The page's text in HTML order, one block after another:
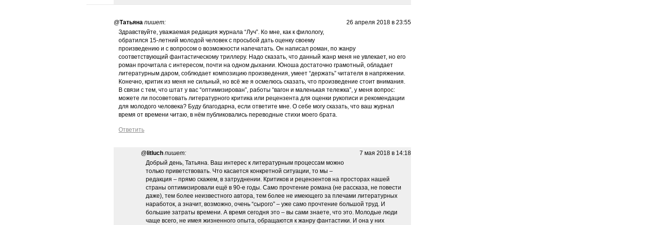
26 апреля 2018 в 23:55
@Татьяна пишет:
Здравствуйте, уважаемая редакция журнала “Луч”. Ко мне, как к филологу,
обратился 15-летний молодой человек с просьбой дать оценку своему
произведению и с вопросом о возможности напечатать. Он написал роман, по жанру
соответствующий фантастическому триллеру. Надо сказать, что данный жанр меня не увлекает, но его
роман прочитала с интересом, почти на одном дыхании. Юноша достаточно грамотный, обладает
литературным даром, соблюдает композицию произведения, умеет “держать” читателя в напряжении.
Конечно, критик из меня не сильный, но всё же я осмелюсь сказать, что произведение стоит внимания.
В связи с тем, что штат у вас “оптимизирован”, работы “вагон и маленькая тележка”, у меня вопрос:
можете ли посоветовать литературного критика или рецензента для оценки рукописи и рекомендации
для молодого человека? Буду благодарна, если ответите мне. О себе могу сказать, что ваш журнал
время от времени читаю, в нём публиковались переводные стихи моего брата.
Ответить
7 мая 2018 в 14:18
@ litluch пишет:
Добрый день, Татьяна. Ваш интерес к литературным процессам можно
только приветствовать. Что касается конкретной ситуации, то мы –
редакция – прямо скажем, в затруднении. Критиков и рецензентов на просторах нашей
страны оптимизировали ещё в 90-е годы. Само прочтение романа (не рассказа, не повести
даже), тем более неизвестного автора, тем более не имеющего за плечами литературных
наработок, а значит, возможно, очень “сырого” – уже само прочтение большой труд. И
большие затраты времени. А время сегодня это – вы сами знаете, что это. Молодые люди
чаще всего, не имея жизненного опыта, обращаются к жанру фантастики. И она у них